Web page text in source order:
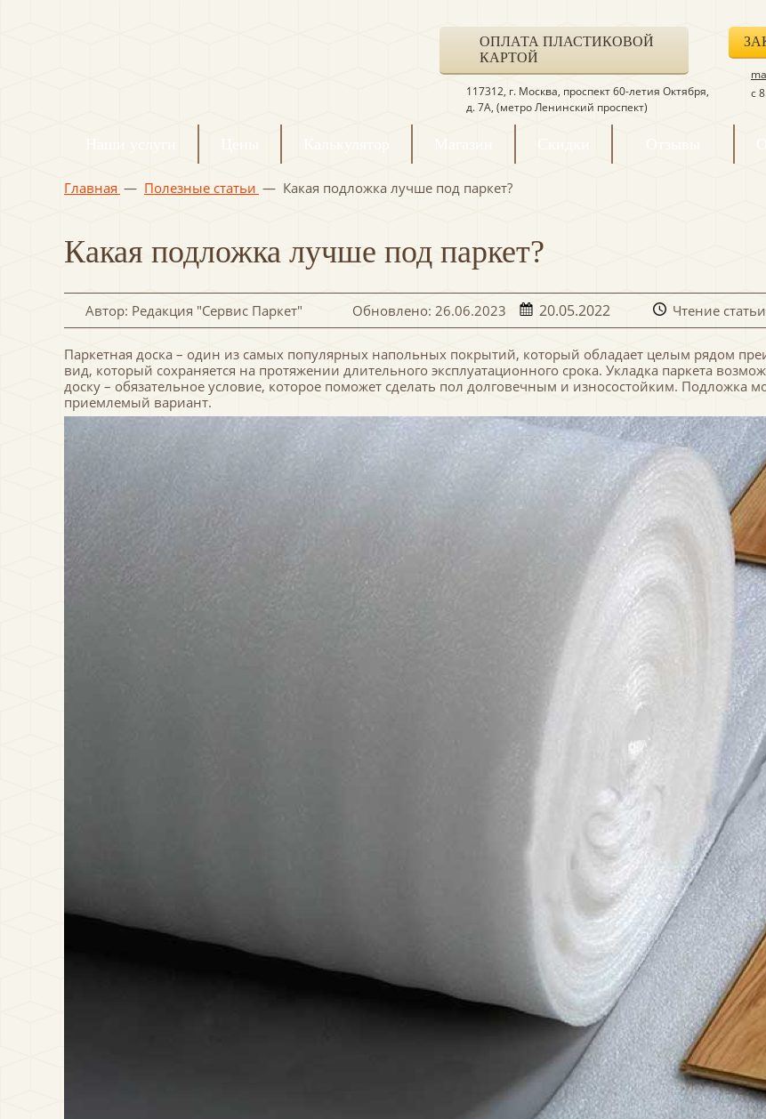
ОПЛАТА ПЛАСТИКОВОЙ
КАРТОЙ
117312, г. Москва, проспект 60-летия Октября,
д. 7А, (метро Ленинский проспект)
с
Наши услуги Калькулятор Магазин Скидки Отзывы
Главная — Полезные статьи — Какая подложка лучше под паркет?
Какая подложка лучше под паркет?
Автор: Редакция "Сервис Паркет" Обновлено: 26.06.2023 20.05.2022 Чтение
Паркетная доска – один из самых популярных напольных покрытий, который обладает целым рядом
вид, который сохраняется на протяжении длительного эксплуатационного срока. Укладка паркета
доску – обязательное условие, которое поможет сделать пол долговечным и износостойким. Подложка
приемлемый вариант.